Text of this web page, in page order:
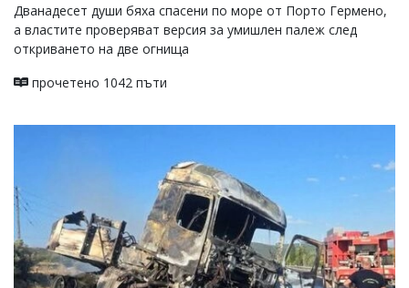
Дванадесет души бяха спасени по море от Порто Гермено,
а властите проверяват версия за умишлен палеж след
откриването на две огнища
прочетено 1042 пъти